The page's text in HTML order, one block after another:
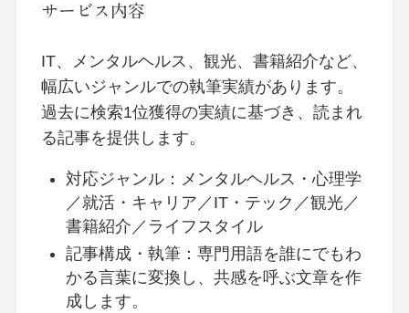
サービス内容
IT、メンタルヘルス、観光、書籍紹介など、
幅広いジャンルでの執筆実績があります。
過去に検索1位獲得の実績に基づき、読まれ
る記事を提供します。
対応ジャンル：メンタルヘルス・心理学
／就活・キャリア／IT・テック／観光／
書籍紹介／ライフスタイル
記事構成・執筆：専門用語を誰にでもわ
かる言葉に変換し、共感を呼ぶ文章を作
成します。